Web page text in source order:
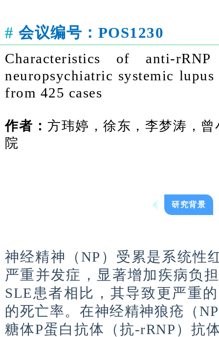
# 会议编号： POS1230
Characteristics of anti-
neuropsychiatric systemic
from 425 cases
作者：方玮婷，徐东，李梦涛，
院
研究背景
神经精神（NP）受累是系统性
严重并发症，显著增加疾病负
SLE患者相比，其导致更严重
的死亡率。在神经精神狼疮（
糖体P蛋白抗体（抗-rRNP）抗